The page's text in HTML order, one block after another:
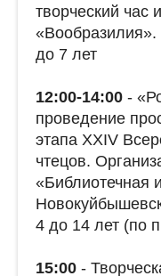
творческий час
«Вообразилия».
до 7 лет
12:00-14:00 -
проведение
этапа ХХIV
чтецов.
«Библиотечная
4 до 14 лет (по
15:00 -